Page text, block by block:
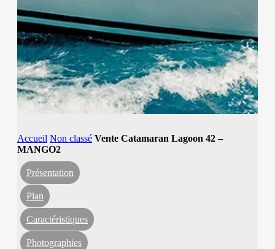
Accueil Non classé Vente Catamaran Lagoon 42 –
MANGO2
Présentation
Plan
Caractéristiques
Photographies